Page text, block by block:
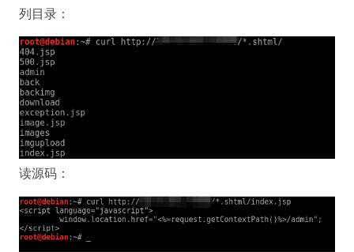
列目录：
读源码：